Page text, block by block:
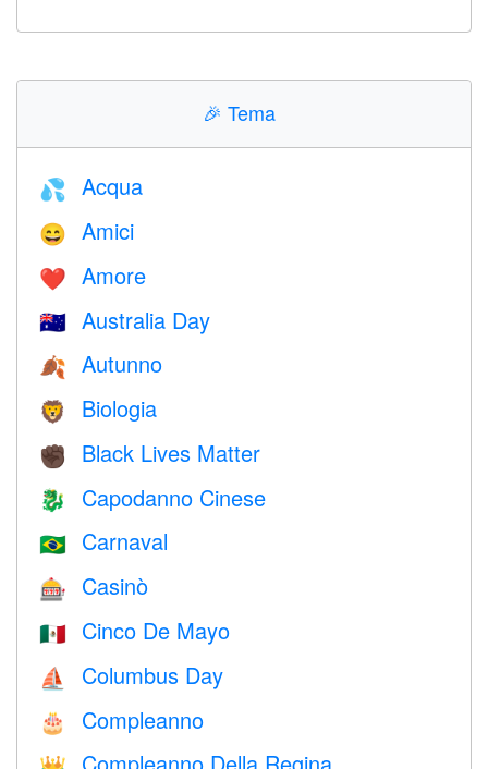
🎉 Tema
💦 Acqua
😄 Amici
❤️️ Amore
🇦🇺 Australia Day
🍂 Autunno
🦁 Biologia
✊🏿 Black Lives Matter
🐉 Capodanno Cinese
🇧🇷 Carnaval
🎰 Casinò
🇲🇽 Cinco De Mayo
⛵️ Columbus Day
🎂 Compleanno